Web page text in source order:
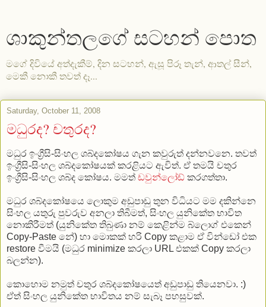
ශාකුන්තලගේ සටහන් පොත
මගේ දිවියේ අත්දැකීම්, දින සටහන්, ඇසූ පිරූ තැන්, ආතල් සීන්,
මෙකී නොකී තවත් දෑ...
Saturday, October 11, 2008
මධුරද? චතුරද?
මධුර ඉංග්‍රීසි-සිංහල ශබ්දකෝෂය ගැන කවුරුත් දන්නවනෙ. තවත්
ඉංග්‍රීසි-සිංහල ශබ්දකෝෂයක් කරළියට ඇවිත්. ඒ තමයි චතුර
ඉංග්‍රීසි-සිංහල ශබ්ද කෝෂය. මමත් ඩවුන්ලෝඩ් කරගත්තා.
මධුර ශබ්දකෝෂයෙ ලොකුම අඩුපාඩු තුන විධියට මම දකින්නෙ
සිංහල යතුරු පුවරුව අනලා තිබීමත්, සිංහල යුනිකේත භාවිත
නොකිරීමත් (යුනිකේත තිබුණා නම් කෙළින්ම බ්ලොග් එකෙන්
Copy-Paste නේ) හා මොකක් හරි Copy කළාම ඒ වින්ඩෝ එක
restore වීමයි (මධුර minimize කරලා URL එකක් Copy කරලා
බලන්න).
කොහොම නමුත් චතුර ශබ්දකෝෂයෙත් අඩුපාඩු තියෙනවා. :)
ඒත් සිංහල යුනිකේත භාවිතය නම් සැබෑ පහසුවක්.